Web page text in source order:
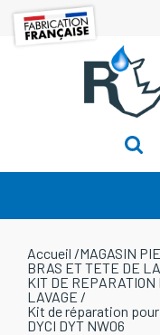
Accueil /MAGASIN
BRAS ET TETE DE
KIT DE REPARATION
LAVAGE /
Kit de réparation
DYCI DYT NW06